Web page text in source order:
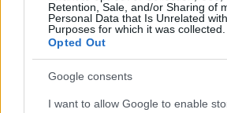
Retention, Sale, and/or Sharing of
Personal Data that Is Unrelated
Purposes for which it was collected.
Opted Out
Google consents
I want to allow Google to enable
Ατλέτικο Μαδρίτης
Μάντσεστερ Γιουνάιτεντ